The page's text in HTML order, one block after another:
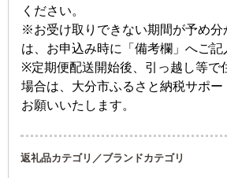
ください。
※お受け取りできない期間が予め分
は、お申込み時に「備考欄」へご記
※定期便配送開始後、引っ越し等で
場合は、大分市ふるさと納税サポー
お願いいたします。
返礼品カテゴリ／ブランドカテゴリ